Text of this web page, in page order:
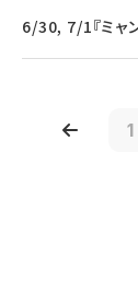
6/30, 7/1『ミャ
1